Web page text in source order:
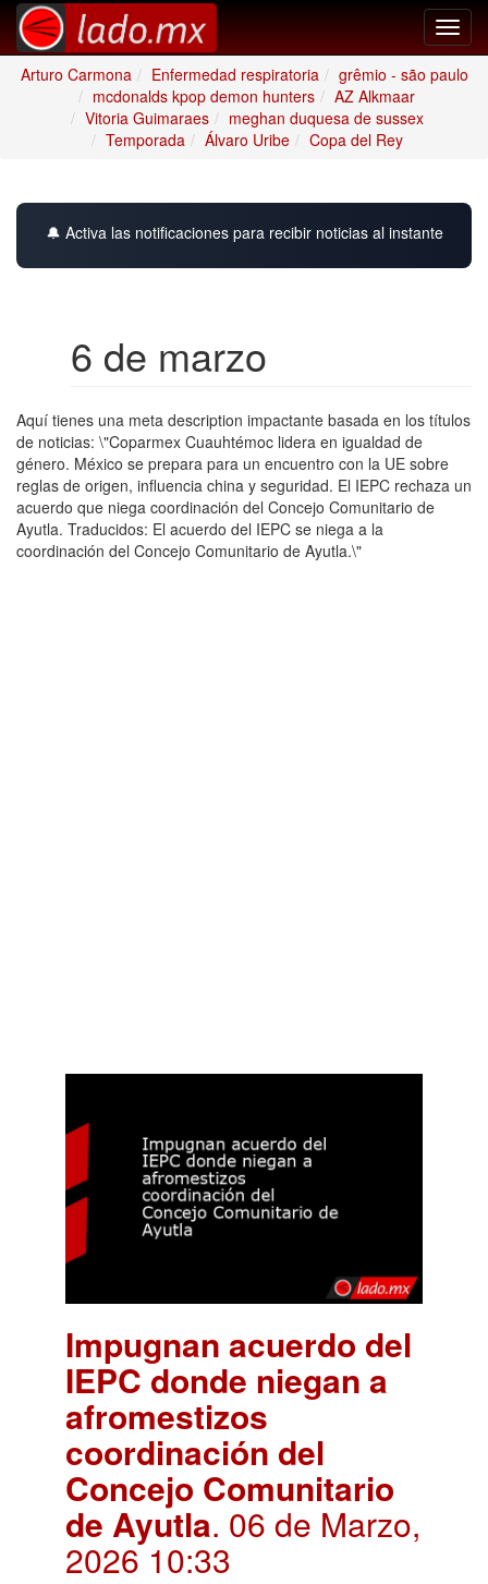
Arturo Carmona
Enfermedad respiratoria
grêmio - são paulo
mcdonalds kpop demon hunters
AZ Alkmaar
Vitoria Guimaraes
meghan duquesa de sussex
Temporada
Álvaro Uribe Copa del Rey
🔔 Activa las notificaciones para recibir noticias al instante
6 de marzo
Aquí tienes una meta description impactante basada en los títulos
de noticias: \"Coparmex Cuauhtémoc lidera en igualdad de
género. México se prepara para un encuentro con la UE sobre
reglas de origen, influencia china y seguridad. El IEPC rechaza un
acuerdo que niega coordinación del Concejo Comunitario de
Ayutla. Traducidos: El acuerdo del IEPC se niega a la
coordinación del Concejo Comunitario de Ayutla.\"
Impugnan acuerdo del
IEPC donde niegan a
afromestizos
coordinación del
Concejo Comunitario
de Ayutla. 06 de Marzo,
2026 10:33